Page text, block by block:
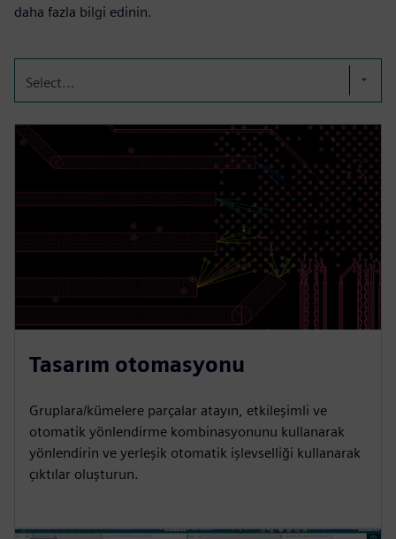
daha fazla bilgi edinin.
Select...
Tasarım otomasyonu
Gruplara/kümelere parçalar atayın, etkileşimli ve
otomatik yönlendirme kombinasyonunu kullanarak
yönlendirin ve yerleşik otomatik işlevselliği kullanarak
çıktılar oluşturun.